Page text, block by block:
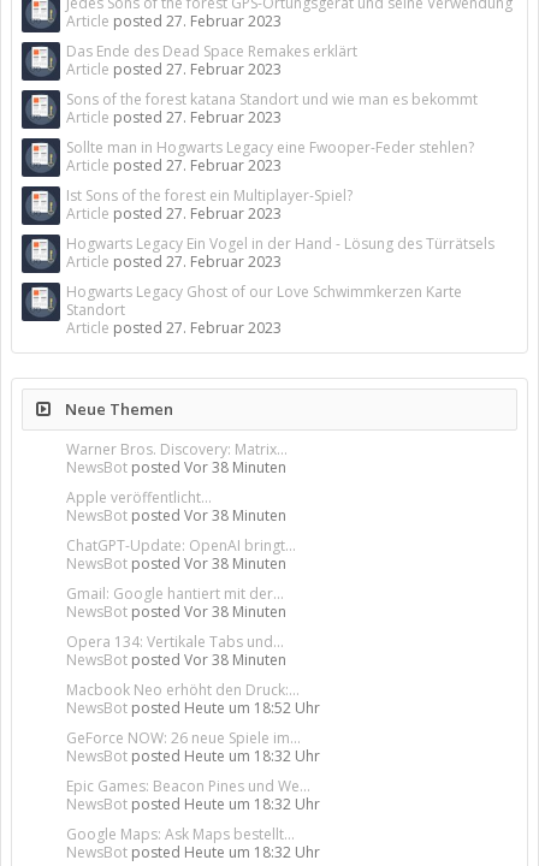
Article posted 27. Februar 2023
Das Ende des Dead Space Remakes erklärt
Article posted 27. Februar 2023
Sons of the forest katana Standort und wie man es bekommt
Article posted 27. Februar 2023
Sollte man in Hogwarts Legacy eine Fwooper-Feder stehlen?
Article posted 27. Februar 2023
Ist Sons of the forest ein Multiplayer-Spiel?
Article posted 27. Februar 2023
Hogwarts Legacy Ein Vogel in der Hand - Lösung des Türrätsels
Article posted 27. Februar 2023
Hogwarts Legacy Ghost of our Love Schwimmkerzen Karte
Standort
Article posted 27. Februar 2023
Neue Themen
Warner Bros. Discovery: Matrix...
NewsBot posted Vor 38 Minuten
Apple veröffentlicht...
NewsBot posted Vor 38 Minuten
ChatGPT-Update: OpenAI bringt...
NewsBot posted Vor 38 Minuten
Gmail: Google hantiert mit der...
NewsBot posted Vor 38 Minuten
Opera 134: Vertikale Tabs und...
NewsBot posted Vor 38 Minuten
Macbook Neo erhöht den Druck:...
NewsBot posted Heute um 18:52 Uhr
GeForce NOW: 26 neue Spiele im...
NewsBot posted Heute um 18:32 Uhr
Epic Games: Beacon Pines und We...
NewsBot posted Heute um 18:32 Uhr
Google Maps: Ask Maps bestellt...
NewsBot posted Heute um 18:32 Uhr